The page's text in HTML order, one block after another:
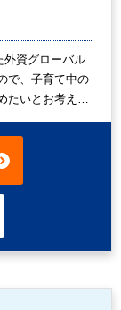
外資グローバル
で、子育て中の
たいとお考えの
す！ 時給は
。 正社員化を